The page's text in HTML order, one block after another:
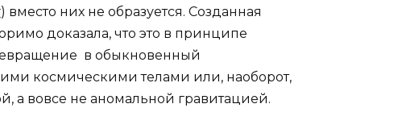
) вместо них не образуется. Созданная
доказала, что это в принципе
в обыкновенный
космическими телами или, наоборот,
а вовсе не аномальной гравитацией.